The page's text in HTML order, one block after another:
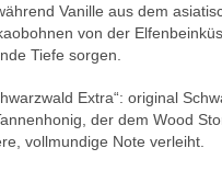
Vanille aus dem
von der
Tiefe sorgen.
Extra“: original
der dem Wood
vollmundige Note verleiht.